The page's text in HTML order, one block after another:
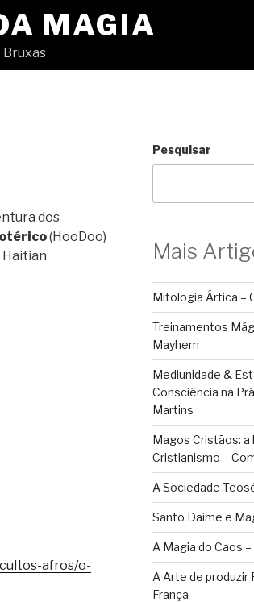
MAGIA
Bruxas
dos
(HooDoo)
Haitian
afros/o-
Pesquisar
Mais
Mitologia Ártica –
Treinamentos
Mayhem
Mediunidade &
Consciência na
Martins
Magos Cristãos: a
Cristianismo –
A Sociedade
Santo Daime e
A Magia do Caos
A Arte de produzir
França